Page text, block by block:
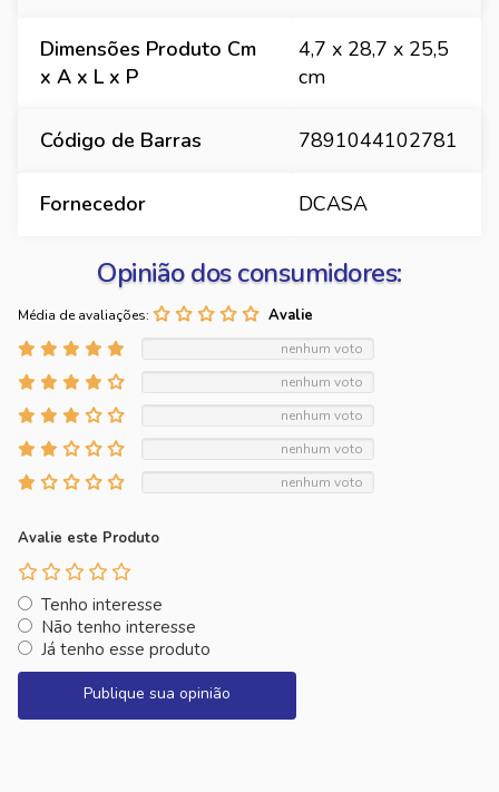
Dimensões Produto Cm
x A x L x P
4,7 x 28,7 x 25,5
cm
Código de Barras 7891044102781
Fornecedor DCASA
Opinião dos consumidores:
Média de avaliações:
nenhum voto
nenhum voto
nenhum voto
nenhum voto
nenhum voto
Avalie este Produto
Tenho interesse
Não tenho interesse
Já tenho esse produto
Publique sua opinião